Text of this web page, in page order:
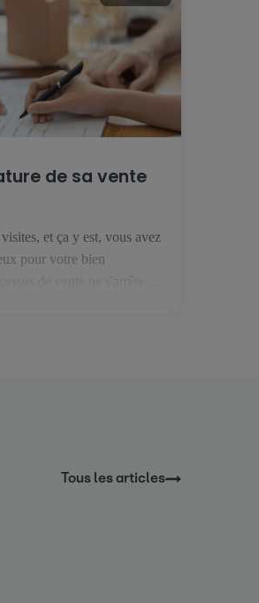
de sa vente
et ça y est, vous avez
pour votre bien
de vente ne s'arrête pas
de vente C'est la première
Tous les articles